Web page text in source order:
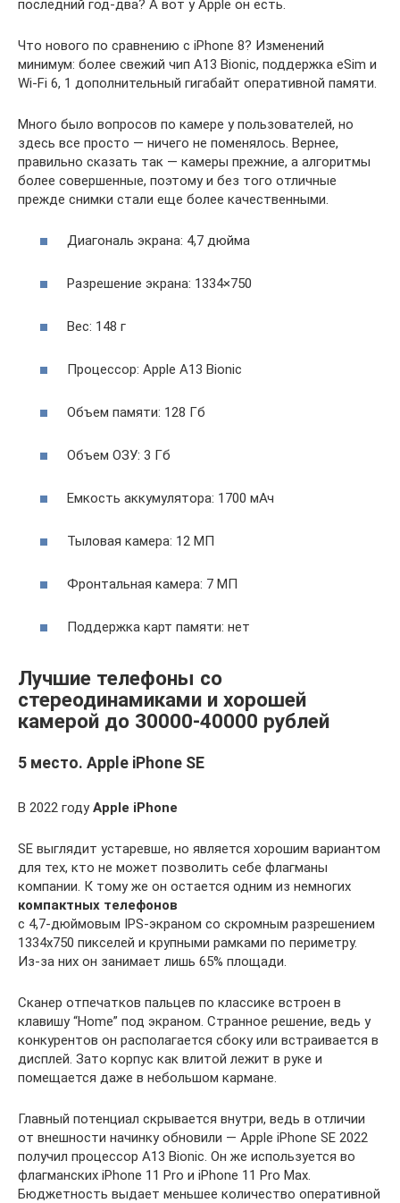
последний год-два? А вот у Apple он есть.
Что нового по сравнению с iPhone 8? Изменений
минимум: более свежий чип A13 Bionic, поддержка eSim и
Wi-Fi 6, 1 дополнительный гигабайт оперативной памяти.
Много было вопросов по камере у пользователей, но
здесь все просто — ничего не поменялось. Вернее,
правильно сказать так — камеры прежние, а алгоритмы
более совершенные, поэтому и без того отличные
прежде снимки стали еще более качественными.
Диагональ экрана: 4,7 дюйма
Разрешение экрана: 1334×750
Вес: 148 г
Процессор: Apple A13 Bionic
Объем памяти: 128 Гб
Объем ОЗУ: 3 Гб
Емкость аккумулятора: 1700 мАч
Тыловая камера: 12 МП
Фронтальная камера: 7 МП
Поддержка карт памяти: нет
Лучшие телефоны со
стереодинамиками и хорошей
камерой до 30000-40000 рублей
5 место. Apple iPhone SE
В 2022 годуApple iPhone
SE выглядит устаревше, но является хорошим вариантом
для тех, кто не может позволить себе флагманы
компании. К тому же он остается одним из немногих
компактных телефонов
с 4,7-дюймовым IPS-экраном со скромным разрешением
1334х750 пикселей и крупными рамками по периметру.
Из-за них он занимает лишь 65% площади.
Сканер отпечатков пальцев по классике встроен в
клавишу “Home” под экраном. Странное решение, ведь у
конкурентов он располагается сбоку или встраивается в
дисплей. Зато корпус как влитой лежит в руке и
помещается даже в небольшом кармане.
Главный потенциал скрывается внутри, ведь в отличии
от внешности начинку обновили — Apple iPhone SE 2022
получил процессор A13 Bionic. Он же используется во
флагманских iPhone 11 Pro и iPhone 11 Pro Max.
Бюджетность выдает меньшее количество оперативной